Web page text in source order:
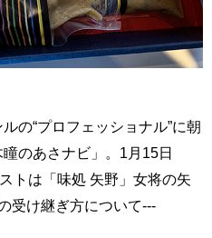
の“プロフェッショナル”に朝
のあさナビ」。1月15日
トは「味処 矢野」女将の矢
受け継ぎ方について---